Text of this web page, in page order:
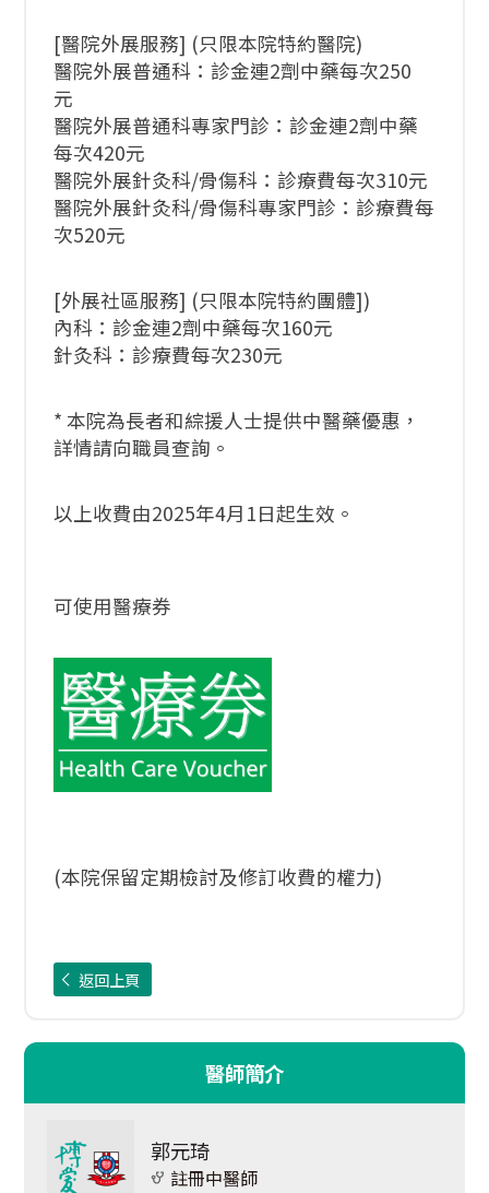
[醫院外展服務] (只限本院特約醫院)
醫院外展普通科：診金連2劑中藥每次250
元
醫院外展普通科專家門診：診金連2劑中藥
每次420元
醫院外展針灸科/骨傷科：診療費每次310元
醫院外展針灸科/骨傷科專家門診：診療費每
次520元
[外展社區服務] (只限本院特約團體])
內科：診金連2劑中藥每次160元
針灸科：診療費每次230元
* 本院為長者和綜援人士提供中醫藥優惠，
詳情請向職員查詢。
以上收費由2025年4月1日起生效。
可使用醫療券
(本院保留定期檢討及修訂收費的權力)
返回上頁
醫師簡介
郭元琦
註冊中醫師